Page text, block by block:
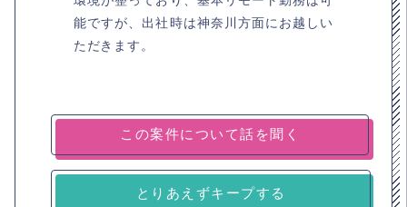
能ですが、出社時は神奈川方面にお越しい
ただきます。
とりあえずキープする